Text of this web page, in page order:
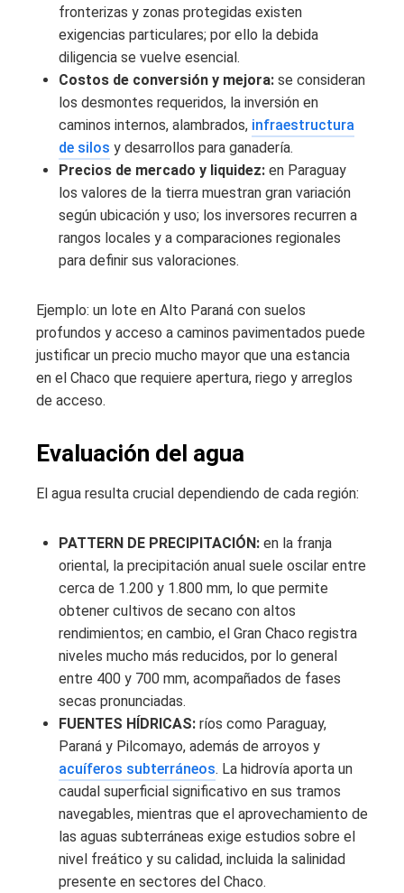
fronterizas y zonas protegidas existen
exigencias particulares; por ello la debida
diligencia se vuelve esencial.
Costos de conversión y mejora: se consideran
los desmontes requeridos, la inversión en
caminos internos, alambrados, infraestructura
de silos y desarrollos para ganadería.
Precios de mercado y liquidez: en Paraguay
los valores de la tierra muestran gran variación
según ubicación y uso; los inversores recurren a
rangos locales y a comparaciones regionales
para definir sus valoraciones.
Ejemplo: un lote en Alto Paraná con suelos
profundos y acceso a caminos pavimentados puede
justificar un precio mucho mayor que una estancia
en el Chaco que requiere apertura, riego y arreglos
de acceso.
Evaluación del agua
El agua resulta crucial dependiendo de cada región:
PATTERN DE PRECIPITACIÓN: en la franja
oriental, la precipitación anual suele oscilar entre
cerca de 1.200 y 1.800 mm, lo que permite
obtener cultivos de secano con altos
rendimientos; en cambio, el Gran Chaco registra
niveles mucho más reducidos, por lo general
entre 400 y 700 mm, acompañados de fases
secas pronunciadas.
FUENTES HÍDRICAS: ríos como Paraguay,
Paraná y Pilcomayo, además de arroyos y
acuíferos subterráneos. La hidrovía aporta un
caudal superficial significativo en sus tramos
navegables, mientras que el aprovechamiento de
las aguas subterráneas exige estudios sobre el
nivel freático y su calidad, incluida la salinidad
presente en sectores del Chaco.